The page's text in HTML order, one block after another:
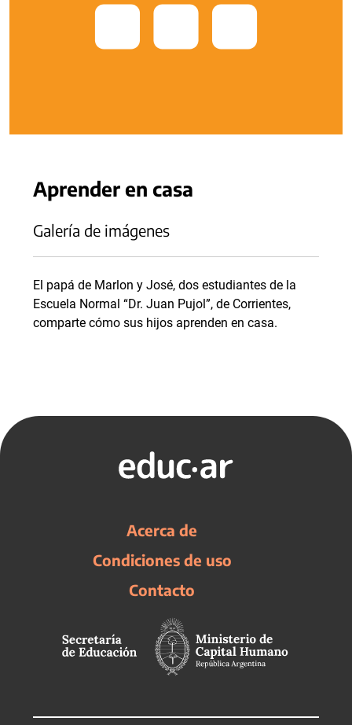
Aprender en casa
Galería de imágenes
El papá de Marlon y José, dos estudiantes de la
Escuela Normal “Dr. Juan Pujol”, de Corrientes,
comparte cómo sus hijos aprenden en casa.
Acerca de
Condiciones de uso
Contacto